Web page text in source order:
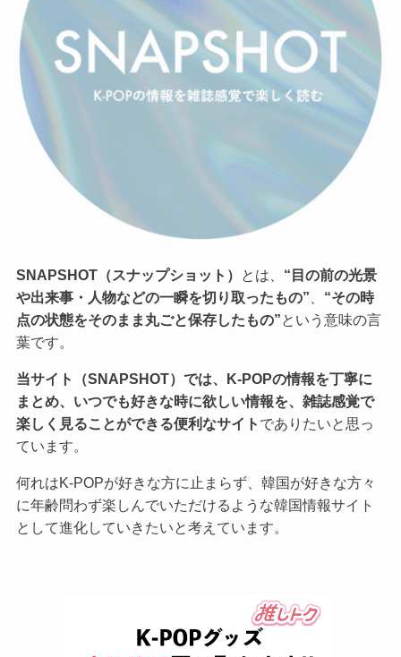
SNAPSHOT（スナップショット） とは、 “目の前の光景
や出来事・人物などの一瞬を切り取ったもの”
“その時
点の状態をそのまま丸ごと保存したもの” という意味の言
葉です。
当サイト（SNAPSHOT）では、K-POPの情報を丁寧に
まとめ、いつでも好きな時に欲しい情報を、雑誌感覚で
楽しく見ることができる便利なサイト でありたいと思っ
ています。
何れはK-POPが好きな方に止まらず、韓国が好きな方々
に年齢問わず楽しんでいただけるような韓国情報サイト
として進化していきたいと考えています。